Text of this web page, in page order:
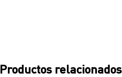
Productos relacionados